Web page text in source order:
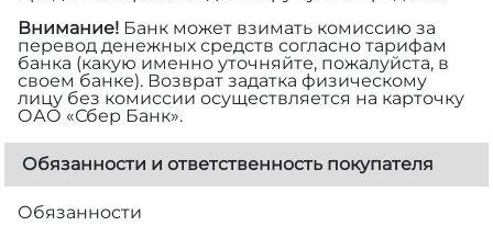
Внимание! Банк может взимать комиссию за
перевод денежных средств согласно тарифам
банка (какую именно уточняйте, пожалуйста, в
своем банке). Возврат задатка физическому
лицу без комиссии осуществляется на карточку
ОАО «Сбер Банк».
Обязанности и ответственность покупателя
Обязанности